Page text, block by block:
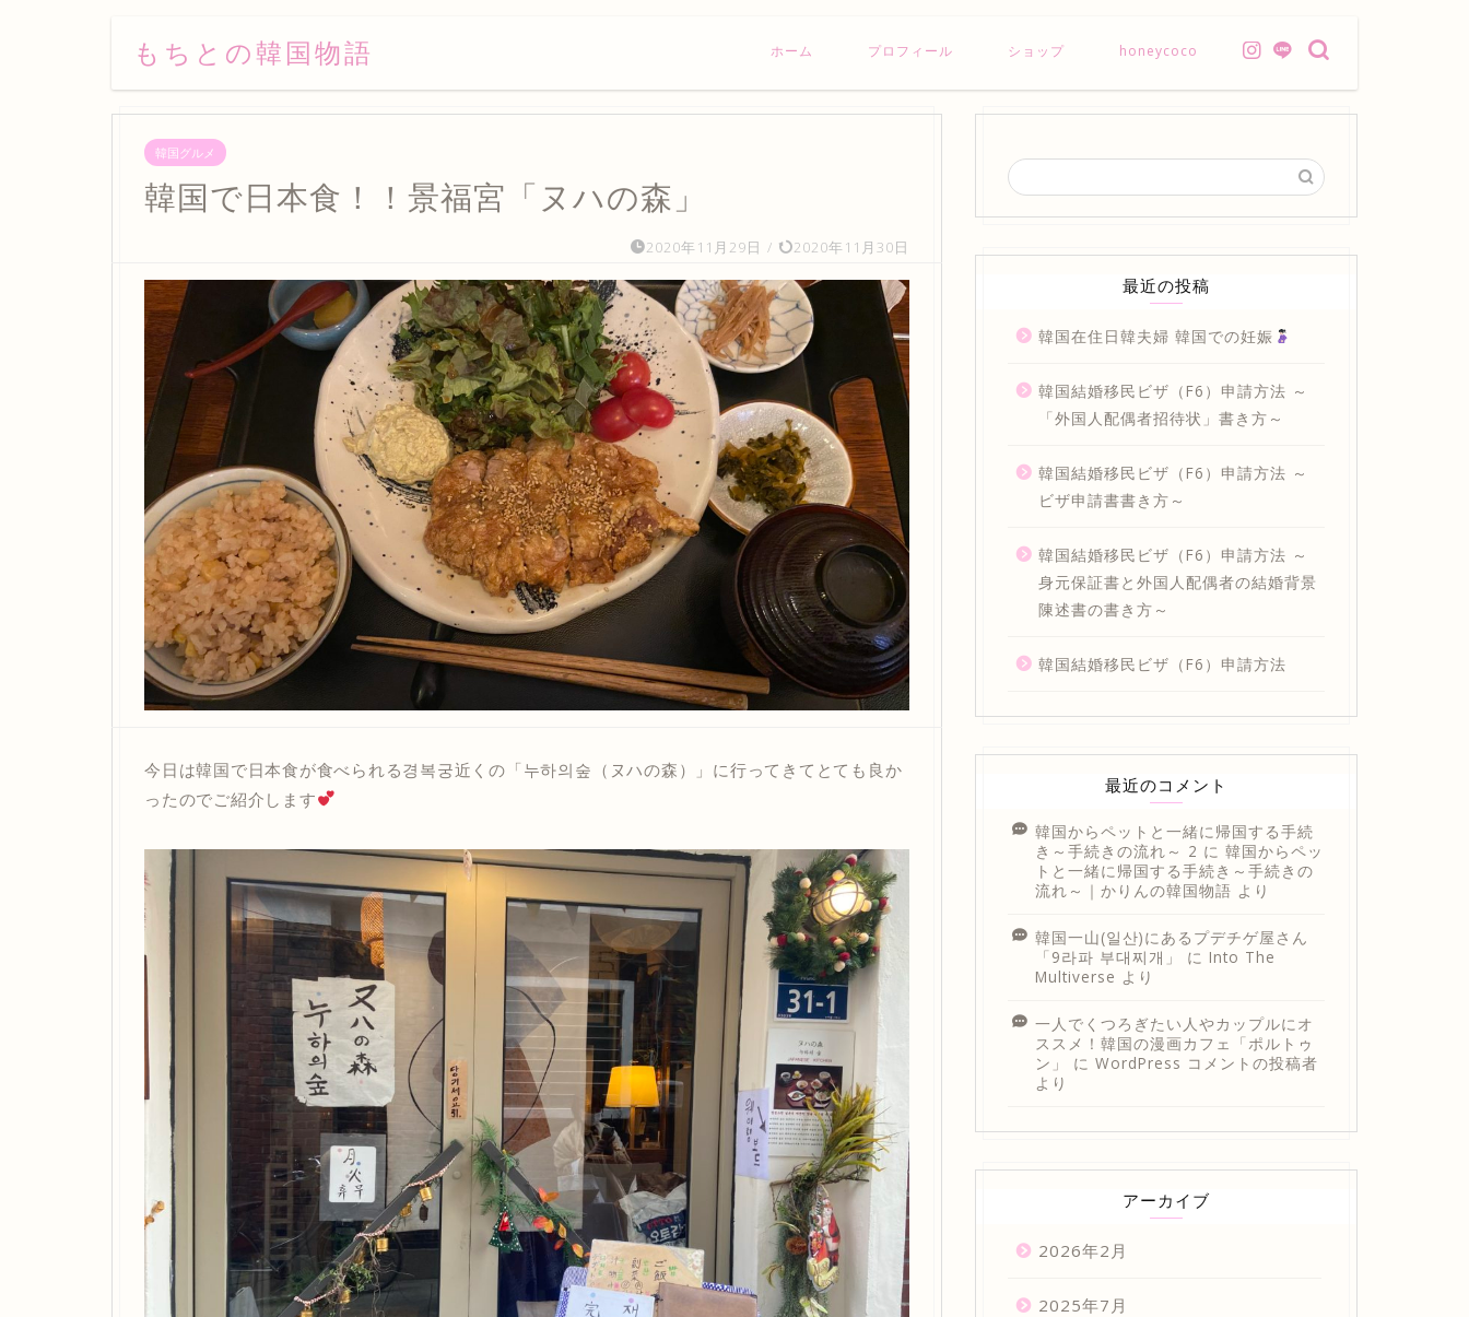
もちとの韓国物語 ホーム プロフィール ショップ honeycoco
韓国グルメ
韓国で日本食！！景福宮「ヌハの森」
2020年11月29日 / 2020年11月30日
今日は韓国で日本食が食べられる경복궁近くの「누하의숲（ヌハの森）」に行ってきてとても良か
ったのでご紹介します
最近の投稿
韓国在住日韓夫婦 韓国での妊娠
韓国結婚移民ビザ（F6）申請方法 ～
「外国人配偶者招待状」書き方～
韓国結婚移民ビザ（F6）申請方法 ～
ビザ申請書書き方～
韓国結婚移民ビザ（F6）申請方法 ～
身元保証書と外国人配偶者の結婚背景
陳述書の書き方～
韓国結婚移民ビザ（F6）申請方法
最近のコメント
韓国からペットと一緒に帰国する手続
き～手続きの流れ～ 2 に 韓国からペッ
トと一緒に帰国する手続き～手続きの
流れ～｜かりんの韓国物語 より
韓国一山(일산)にあるプデチゲ屋さん
「9라파 부대찌개」
に Into The
Multiverse より
一人でくつろぎたい人やカップルにオ
ススメ！韓国の漫画カフェ「ポルトゥ
ン」
に WordPress コメントの投稿者
より
アーカイブ
2026年2月
2025年7月